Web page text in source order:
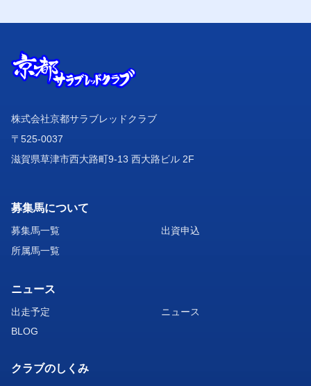
株式会社京都サラブレッドクラブ
〒525-0037
滋賀県草津市西大路町9-13 西大路ビル 2F
募集馬について
募集馬一覧
出資申込
所属馬一覧
ニュース
出走予定
ニュース
BLOG
クラブのしくみ